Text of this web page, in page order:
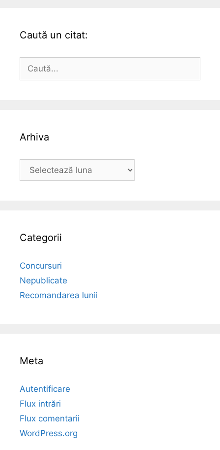
Caută un citat:
Caută
Arhiva
Arhiva
Categorii
Concursuri
Nepublicate
Recomandarea lunii
Meta
Autentificare
Flux intrări
Flux comentarii
WordPress.org